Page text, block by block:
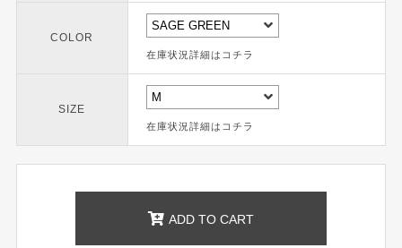
COLOR
在庫状況詳細はコチラ
SIZE
在庫状況詳細はコチラ
ADD TO CART